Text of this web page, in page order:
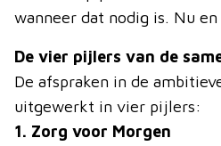
wanneer dat nodig is. Nu
De vier pijlers van de
De afspraken in de
uitgewerkt in vier pijlers:
1. Zorg voor Morgen